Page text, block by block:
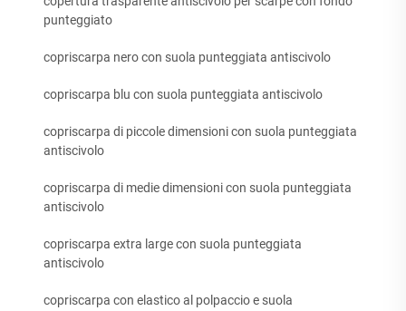
punteggiato
copriscarpa nero con suola punteggiata antiscivolo
copriscarpa blu con suola punteggiata antiscivolo
copriscarpa di piccole dimensioni con suola punteggiata
antiscivolo
copriscarpa di medie dimensioni con suola punteggiata
antiscivolo
copriscarpa extra large con suola punteggiata
antiscivolo
copriscarpa con elastico al polpaccio e suola